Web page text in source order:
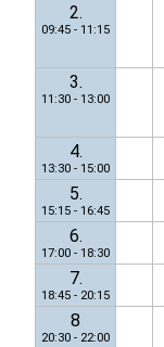
2.
09:45 - 11:15
3.
11:30 - 13:00
4.
13:30 - 15:00
5.
15:15 - 16:45
6.
17:00 - 18:30
7.
18:45 - 20:15
8
20:30 - 22:00